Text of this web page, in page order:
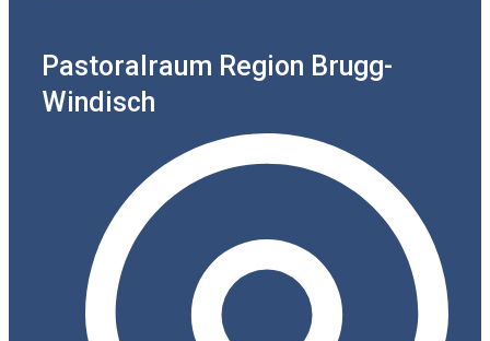
Pastoralraum Region Brugg-
Windisch